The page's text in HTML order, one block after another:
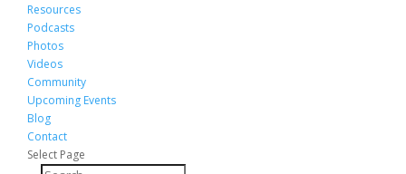
Resources
Podcasts
Photos
Videos
Community
Upcoming Events
Blog
Contact
Select Page